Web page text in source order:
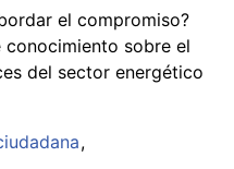
el compromiso?
conocimiento sobre el
del sector energético